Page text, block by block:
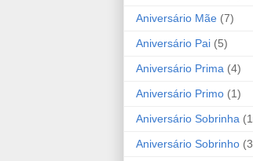
Aniversário Mãe (7)
Aniversário Pai (5)
Aniversário Prima (4)
Aniversário Primo (1)
Aniversário Sobrinha
Aniversário Sobrinho